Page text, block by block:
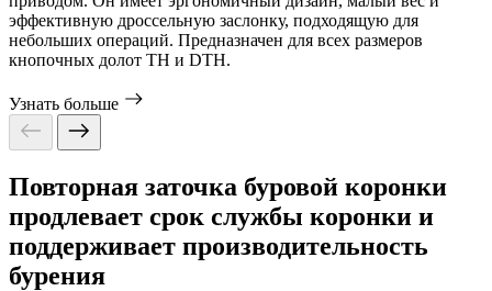
эффективную дроссельную заслонку, подходящую для
небольших операций. Предназначен для всех размеров
кнопочных долот TH и DTH.
Узнать больше
Повторная заточка буровой коронки
продлевает срок службы коронки и
поддерживает производительность
бурения